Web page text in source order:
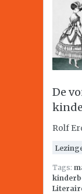
De
Rolf
Tags: